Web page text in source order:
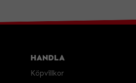
HANDLA
Köpvillkor